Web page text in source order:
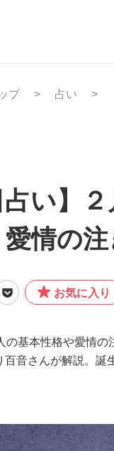
プ 占い
占い】
情の
お気に入り
の基本性格や愛情
百音さんが解説。